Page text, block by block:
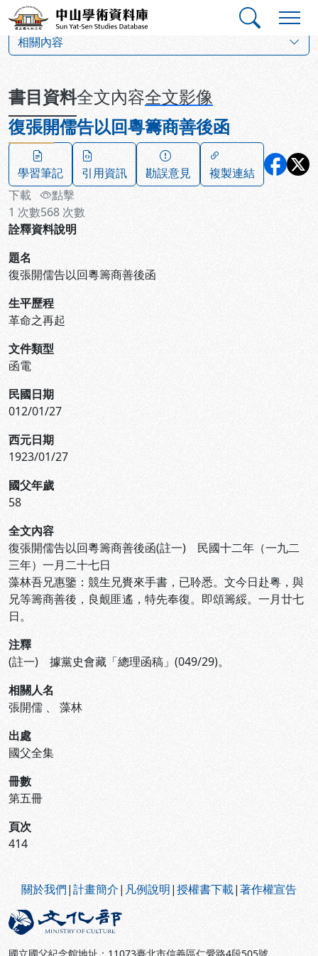
跳到主要內容
中山學術資料庫
相關內容
書目資料全文內容全文影像
復張開儒告以回粵籌商善後函
學習筆記 引用資訊 勘誤意見
複製連結
下載
1 次數
點擊
568 次數
詮釋資料說明
題名
復張開儒告以回粵籌商善後函
生平歷程
革命之再起
文件類型
函電
民國日期
012/01/27
西元日期
1923/01/27
國父年歲
58
全文內容
復張開儒告以回粵籌商善後函(註一) 民國十二年（一九二
三年）一月二十七日
藻林吾兄惠鑒：競生兄賚來手書，已聆悉。文今日赴粤，與
兄等籌商善後，良覿匪遙，特先奉復。即頌籌綏。一月廿七
日。
注釋
(註一) 據黨史會藏「總理函稿」(049/29)。
相關人名
張開儒 、 藻林
出處
國父全集
冊數
第五冊
頁次
414
關於我們|計畫簡介| 凡例說明|授權書下載|著作權宣告